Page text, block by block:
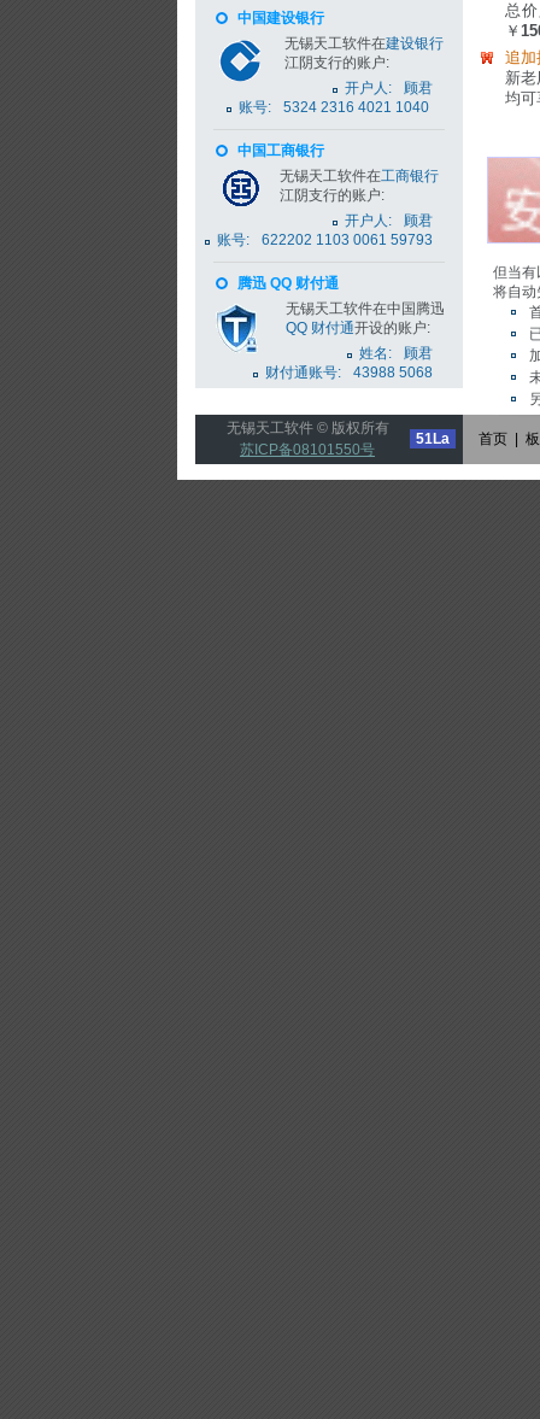
中国建设银行
无锡天工软件在建设银行
江阴支行的账户:
开户人:
顾君
账号:
5324 2316 4021 1040
中国工商银行
无锡天工软件在工商银行
江阴支行的账户:
开户人:
顾君
账号:
622202 1103 0061 59793
腾迅 QQ 财付通
无锡天工软件在中国腾迅
QQ 财付通开设的账户:
姓名:
顾君
财付通账号:
43988 5068
总
￥
追加
新
均可
但当有
将自动
无锡天工软件 © 版权所有
51La
苏ICP备08101550号
首页